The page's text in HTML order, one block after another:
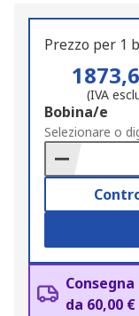
Prezzo per 1
(IVA
Add
to
Basket
Bobina/e
Selezionare o
da 60,00 €